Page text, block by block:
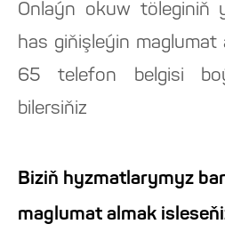
Onlaýn okuw töleginiň
has giňişleýin
65 telefon belgisi
bilersiňiz
Biziň hyzmatlarymyz
maglumat almak